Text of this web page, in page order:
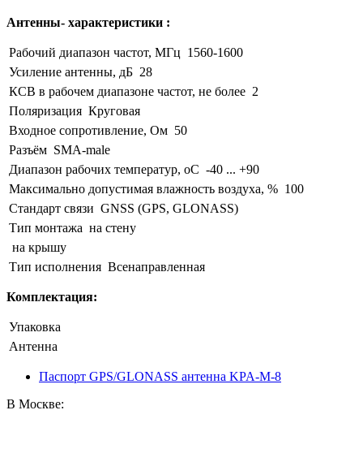
Антенны- характеристики :
Рабочий диапазон частот, МГц 1560-1600
Усиление антенны, дБ 28
КСВ в рабочем диапазоне частот, не более 2
Поляризация Круговая
Входное сопротивление, Ом 50
Разъём SMA-male
Диапазон рабочих температур, оС -40 ... +90
Максимально допустимая влажность воздуха, % 100
Стандарт связи GNSS (GPS, GLONASS)
Тип монтажа на стену
на крышу
Тип исполнения Всенаправленная
Комплектация:
Упаковка
Антенна
Паспорт GPS/GLONASS антенна KPA-M-8
В Москве: